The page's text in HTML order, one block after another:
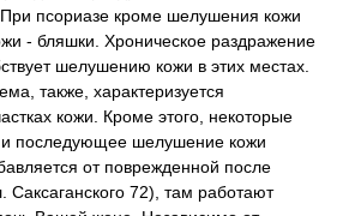
При псориазе кроме шелушения кожи
- бляшки. Хроническое раздражение
шелушению кожи в этих местах.
также, характеризуется
кожи. Кроме этого, некоторые
и последующее шелушение кожи
от поврежденной после
Саксаганского 72), там работают